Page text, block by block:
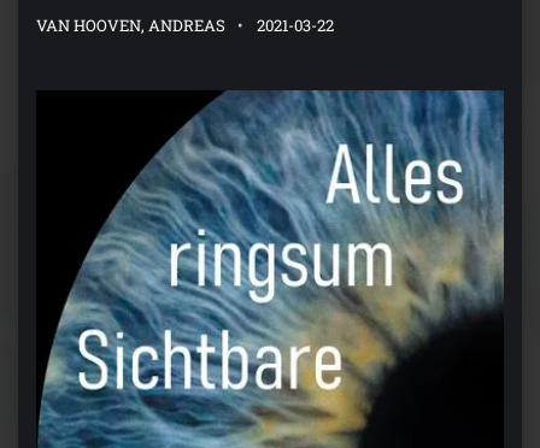
VAN HOOVEN, ANDREAS 2021-03-22